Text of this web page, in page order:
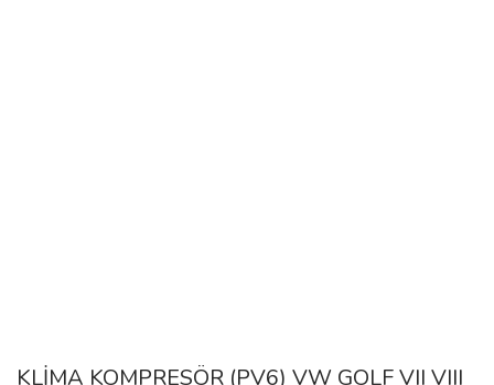
KLİMA KOMPRESÖR (PV6) VW GOLF VII VIII